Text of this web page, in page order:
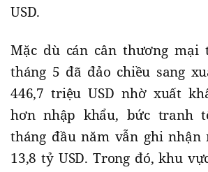
USD.
Mặc dù cán cân thương mại
tháng 5 đã đảo chiều sang
446,7 triệu USD nhờ xuất
hơn nhập khẩu, bức tranh
tháng đầu năm vẫn ghi nhận
13,8 tỷ USD. Trong đó, khu